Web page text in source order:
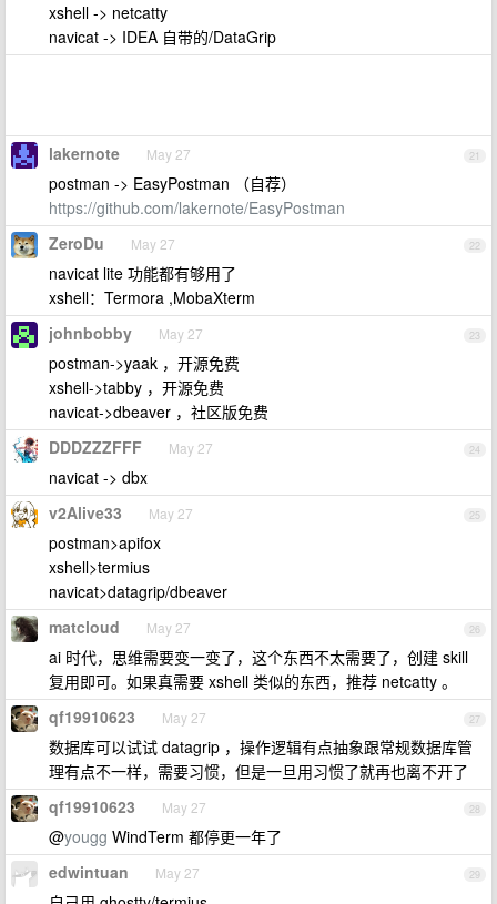
xshell -> netcatty
navicat -> IDEA 自带的/DataGrip
21
lakernote May 27
postman -> EasyPostman （自荐）
https://github.com/lakernote/EasyPostman
22
ZeroDu May 27
navicat lite 功能都有够用了
xshell：Termora ,MobaXterm
23
johnbobby May 27
postman->yaak ，开源免费
xshell->tabby ，开源免费
navicat->dbeaver ，社区版免费
24
DDDZZZFFF May 27
navicat -> dbx
25
v2Alive33 May 27
postman>apifox
xshell>termius
navicat>datagrip/dbeaver
26
matcloud May 27
ai 时代，思维需要变一变了，这个东西不太需要了，创建 skill
复用即可。如果真需要 xshell 类似的东西，推荐 netcatty 。
27
qf19910623 May 27
数据库可以试试 datagrip ，操作逻辑有点抽象跟常规数据库管
理有点不一样，需要习惯，但是一旦用习惯了就再也离不开了
28
qf19910623 May 27
@yougg WindTerm 都停更一年了
29
edwintuan May 27